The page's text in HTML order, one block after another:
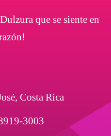
que se siente en
Costa Rica
3003